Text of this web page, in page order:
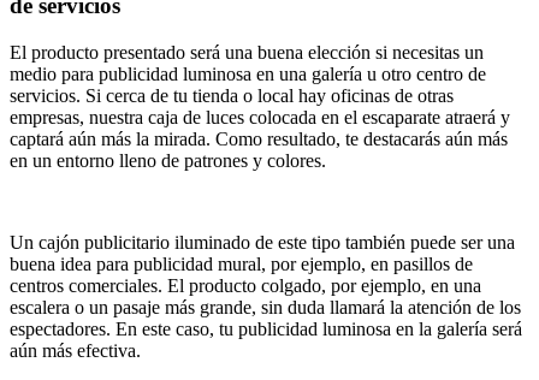
de servicios
El producto presentado será una buena elección si necesitas un
medio para publicidad luminosa en una galería u otro centro de
servicios. Si cerca de tu tienda o local hay oficinas de otras
empresas, nuestra caja de luces colocada en el escaparate atraerá y
captará aún más la mirada. Como resultado, te destacarás aún más
en un entorno lleno de patrones y colores.
Un cajón publicitario iluminado de este tipo también puede ser una
buena idea para publicidad mural, por ejemplo, en pasillos de
centros comerciales. El producto colgado, por ejemplo, en una
escalera o un pasaje más grande, sin duda llamará la atención de los
espectadores. En este caso, tu publicidad luminosa en la galería será
aún más efectiva.